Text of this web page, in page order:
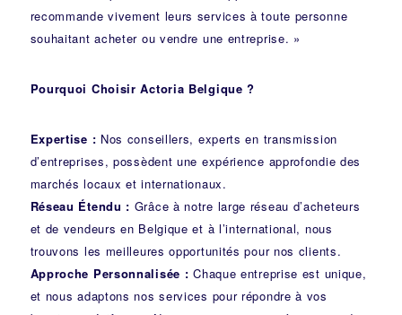
recommande vivement leurs services à toute personne
souhaitant acheter ou vendre une entreprise. »
Pourquoi Choisir Actoria Belgique ?
Expertise : Nos conseillers, experts en transmission
d’entreprises, possèdent une expérience approfondie des
marchés locaux et internationaux.
Réseau Étendu : Grâce à notre large réseau d’acheteurs
et de vendeurs en Belgique et à l’international, nous
trouvons les meilleures opportunités pour nos clients.
Approche Personnalisée : Chaque entreprise est unique,
et nous adaptons nos services pour répondre à vos